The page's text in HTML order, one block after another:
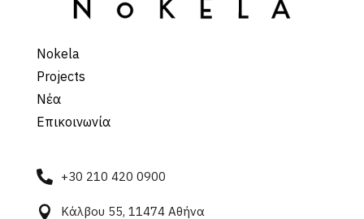
Nokela
Projects
Νέα
Επικοινωνία
 +30 210 420 0900
 Κάλβου 55, 11474 Αθήνα